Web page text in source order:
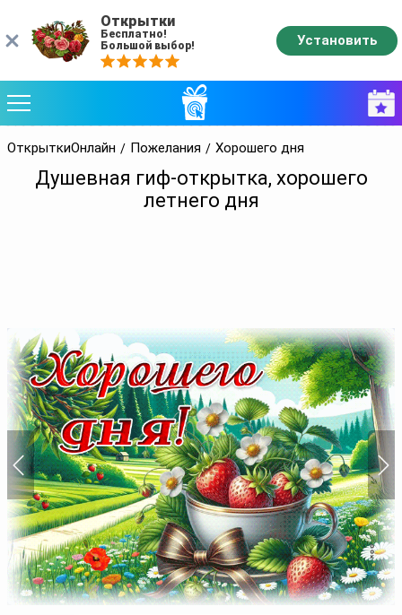
ОткрыткиОнлайн Пожелания Хорошего дня
Душевная гиф-открытка, хорошего
летнего дня
Открытки
Бесплатно!
Большой выбор!
Установить